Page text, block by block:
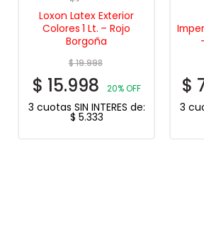
Loxon Latex Exterior
Colores 1 Lt. – Rojo
Borgoña
$19.998
$ 15.998 20% OFF
3 cuotas SIN INTERES de:
$ 5.333
$
3